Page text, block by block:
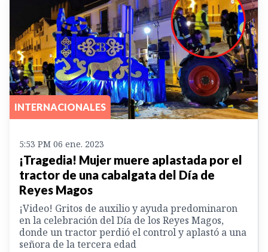
INTERNACIONALES
5:53 PM 06 ene. 2023
¡Tragedia! Mujer muere aplastada por el
tractor de una cabalgata del Día de
Reyes Magos
¡Video! Gritos de auxilio y ayuda predominaron
en la celebración del Día de los Reyes Magos,
donde un tractor perdió el control y aplastó a una
señora de la tercera edad